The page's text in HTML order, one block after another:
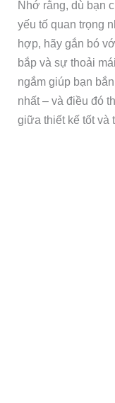
Nhớ rằng, dù bạn
yếu tố quan trọng
hợp, hãy gắn bó
bắp và sự thoải
ngắm giúp bạn
nhất – và điều đó
giữa thiết kế tốt và